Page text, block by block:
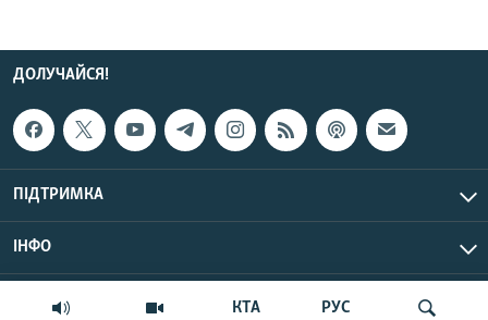
КТА РУС
ДОЛУЧАЙСЯ!
ПІДТРИМКА
ІНФО
© Крим.Реалії, 2026 | Усі права застережено.